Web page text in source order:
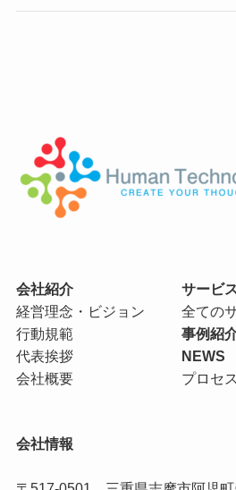
会社紹介
サービ
経営理念・ビジョン
全ての
行動規範
事例紹
代表挨拶
NEWS
会社概要
プロセ
会社情報